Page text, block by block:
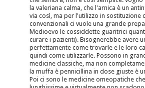
la valeriana calma, che l'arnica è un
via così, ma per l'utilizzo in sostituzione
convenzionali ci vuole una grande
Medioevo le cossiddette guaritrici
curare i pazienti). Bisognerebbe avere
perfettamente come trovarle e le loro
quindi come utilizzarle. Possono in
medicine classiche, ma non
la muffa è pennicillina in dose giuste è
Poi ci sono le medicine omeopatiche